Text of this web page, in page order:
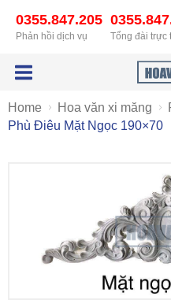
0355.847.205
Phản hồi dịch vụ Tổng đài trực
Home Hoa văn xi măng
Phù Điêu Mặt Ngọc 190×70